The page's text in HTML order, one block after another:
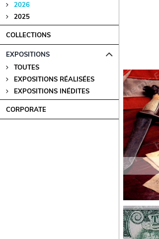
2026
2025
COLLECTIONS
EXPOSITIONS
TOUTES
EXPOSITIONS RÉALISÉES
EXPOSITIONS INÉDITES
CORPORATE